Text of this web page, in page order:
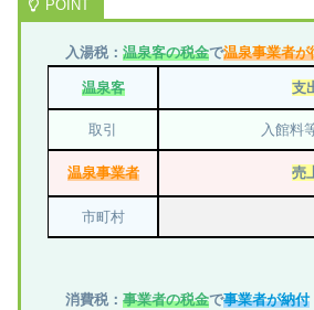
入湯税： 温泉客の税金で温泉事業者が
温泉客 支
取引 入館料
温泉事業者 売
市町村
消費税： 事業者の税金で事業者が納付